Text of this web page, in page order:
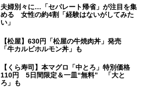
夫婦別々に…「セパレート帰省」が注目を集
める 女性の約4割「経験はないがしてみた
い」
【松屋】630円「松屋の牛焼肉丼」発売
「牛カルビホルモン丼」も
【くら寿司】本マグロ「中とろ」特別価格
110円 5日間限定＆一皿“無料” 「大と
ろ」も